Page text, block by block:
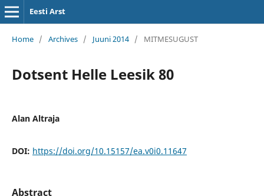
Eesti Arst
Home / Archives / Juuni 2014 / MITMESUGUST
Dotsent Helle Leesik 80
Alan Altraja
DOI: https://doi.org/10.15157/ea.v0i0.11647
Abstract